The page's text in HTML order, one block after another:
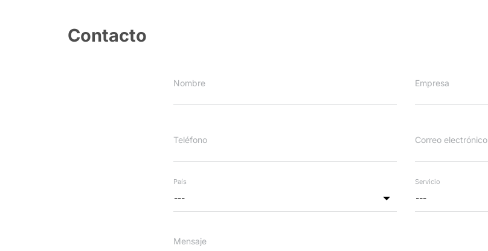
Contacto
Nombre Empresa
Teléfono Correo electrónico
---
País
---
Servicio
Mensaje